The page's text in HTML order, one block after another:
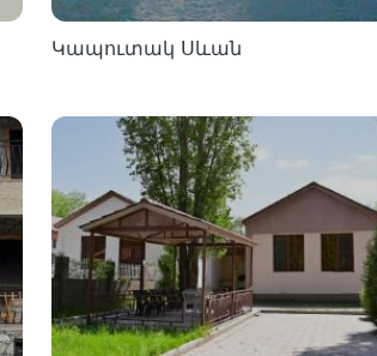
Կապուտակ Սևան